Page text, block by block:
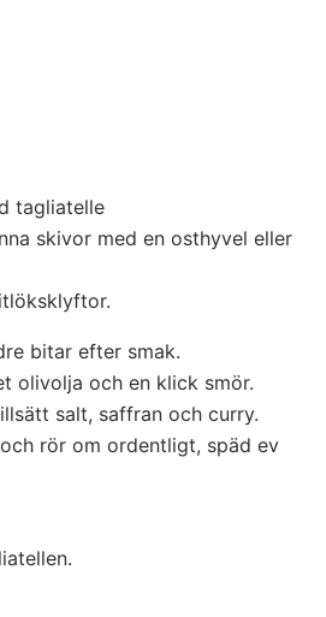
tagliatelle
skivor med en osthyvel eller
bitar efter smak.
olivolja och en klick smör.
salt, saffran och curry.
rör om ordentligt, späd ev